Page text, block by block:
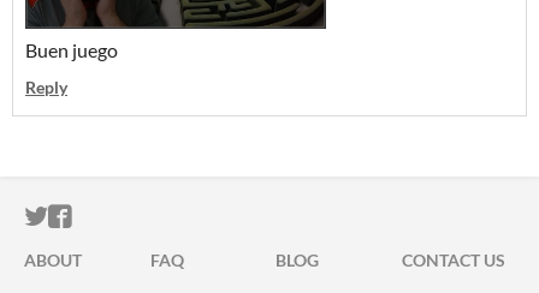
Buen juego
Reply
ITCH.IO ON TWITTER
ITCH.IO ON FACEBOOK
ABOUT FAQ BLOG
CONTACT US